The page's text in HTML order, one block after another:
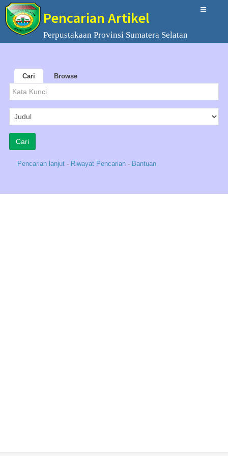
Pencarian Artikel
Perpustakaan Provinsi Sumatera Selatan
Cari Browse
Pencarian lanjut - Riwayat Pencarian - Bantuan